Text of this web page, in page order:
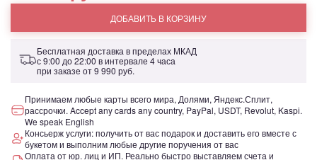
ДОБАВИТЬ В КОРЗИНУ
Бесплатная доставка в пределах МКАД
с 9:00 до 22:00 в интервале 4 часа
при заказе от9 990 руб.
Принимаем любые карты всего мира, Долями, Яндекс.Сплит,
рассрочки. Accept any cards any country, PayPal, USDT, Revolut, Kaspi.
We speak English
Консьерж услуги: получить от вас подарок и доставить его вместе с
букетом и выполним любые другие поручения от вас
Оплата от юр. лиц и ИП. Реально быстро выставляем счета и